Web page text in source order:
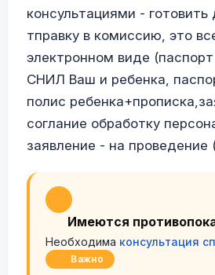
консультациями -
тправку в комиссию, это
электронном виде
СНИЛ Ваш и ребенка,
полис
соглание обработку
заявление - на
Имеются
Необходима консультация
Важно